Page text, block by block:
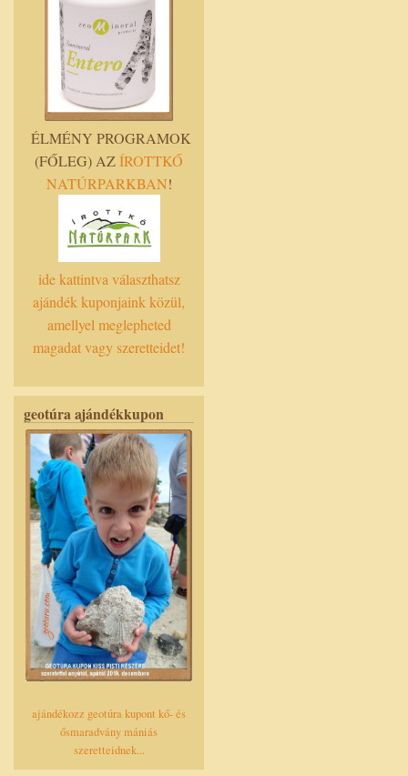
ÉLMÉNY PROGRAMOK
(FŐLEG) AZÍROTTKŐ
NATÚRPARKBAN!
ide kattintva választhatsz
ajándék kuponjaink közül,
amellyel meglepheted
magadat vagy szeretteidet!
geotúra ajándékkupon
ajándékozz geotúra kupont kő- és
ősmaradvány mániás
szeretteidnek...